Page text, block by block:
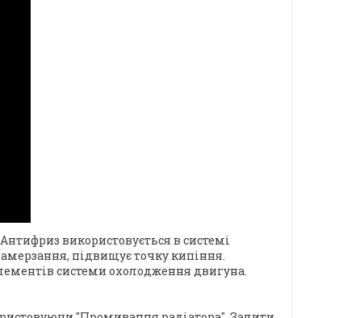
використовується в системі
підвищує точку кипіння.
системи охолодження двигуна.